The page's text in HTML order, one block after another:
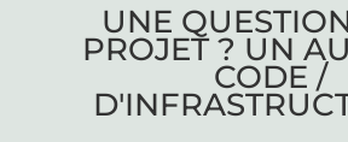
UNE
PROJET ? UN
CODE /